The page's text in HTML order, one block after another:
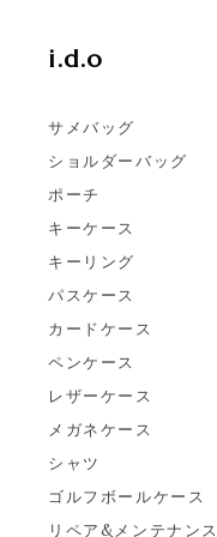
i.d.o
サメバッグ
ショルダーバッグ
ポーチ
キーケース
キーリング
パスケース
カードケース
ペンケース
レザーケース
メガネケース
シャツ
ゴルフボールケース
リペア&メンテナンス